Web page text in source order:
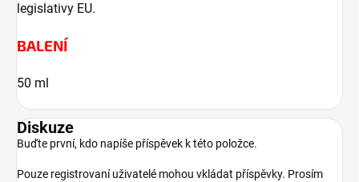
legislativy EU.
BALENÍ
50 ml
Diskuze
Buďte první, kdo napíše příspěvek k této položce.
Pouze registrovaní uživatelé mohou vkládat příspěvky. Prosím